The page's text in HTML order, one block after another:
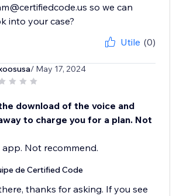
so we can
into your case?
Utile (0)
/ May 17, 2024
download of the voice and
to charge you for a plan. Not
Not recommend.
de Certified Code
thanks for asking. If you see